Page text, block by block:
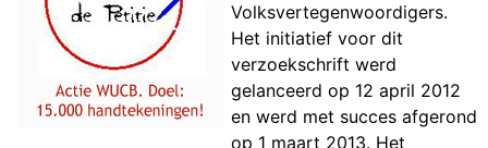
Volksvertegenwoordigers.
Het initiatief voor dit
verzoekschrift werd
gelanceerd op 12 april 2012
en werd met succes afgerond
op 1 maart 2013. Het